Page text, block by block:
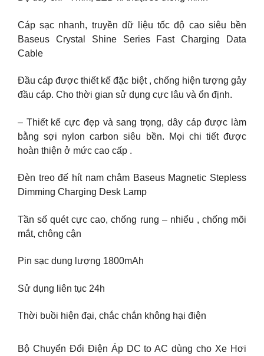
Cáp sạc nhanh, truyền dữ liệu tốc độ cao siêu bền
Baseus Crystal Shine Series Fast Charging Data
Cable
Đầu cáp được thiết kế đặc biệt , chống hiện tượng gảy
đầu cáp. Cho thời gian sử dụng cực lâu và ổn định.
– Thiết kế cực đẹp và sang trọng, dây cáp được làm
bằng sợi nylon carbon siêu bền. Mọi chi tiết được
hoàn thiện ở mức cao cấp .
Đèn treo đế hít nam châm Baseus Magnetic Stepless
Dimming Charging Desk Lamp
Tần số quét cực cao, chống rung – nhiểu , chống mõi
mắt, chông cận
Pin sạc dung lượng 1800mAh
Sử dụng liên tục 24h
Thời buồi hiện đại, chắc chắn không hại điện
Bộ Chuyển Đổi Điện Áp DC to AC dùng cho Xe Hơi